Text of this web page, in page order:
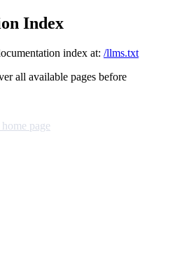
Index
index at: /llms.txt
all available pages before
home page